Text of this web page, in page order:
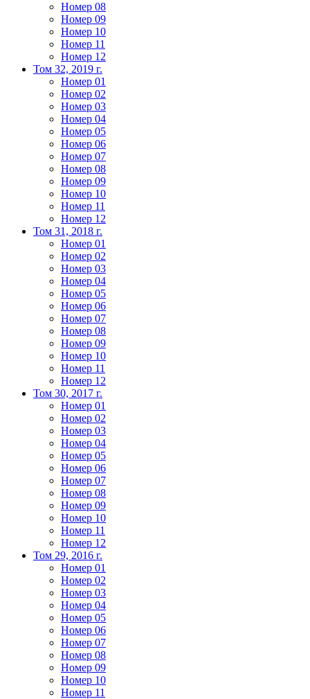
Номер 08
Номер 09
Номер 10
Номер 11
Номер 12
Том 32, 2019 г.
Номер 01
Номер 02
Номер 03
Номер 04
Номер 05
Номер 06
Номер 07
Номер 08
Номер 09
Номер 10
Номер 11
Номер 12
Том 31, 2018 г.
Номер 01
Номер 02
Номер 03
Номер 04
Номер 05
Номер 06
Номер 07
Номер 08
Номер 09
Номер 10
Номер 11
Номер 12
Том 30, 2017 г.
Номер 01
Номер 02
Номер 03
Номер 04
Номер 05
Номер 06
Номер 07
Номер 08
Номер 09
Номер 10
Номер 11
Номер 12
Том 29, 2016 г.
Номер 01
Номер 02
Номер 03
Номер 04
Номер 05
Номер 06
Номер 07
Номер 08
Номер 09
Номер 10
Номер 11